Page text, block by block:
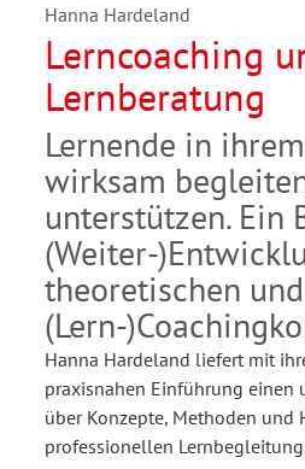
Hanna Hardeland
Lerncoaching
Lernberatung
Lernende in
wirksam
unterstützen. Ein
(Weiter-
theoretischen
(Lern-
Hanna Hardeland liefert mit
praxisnahen Einführung einen
über Konzepte, Methoden und
professionellen